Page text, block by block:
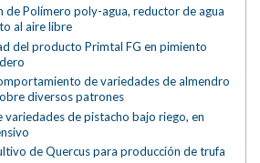
de Polímero poly-agua, reductor de agua
al aire libre
del producto Primtal FG en pimiento
de variedades de almendro
diversos patrones
de pistacho bajo riego, en
de Quercus para producción de trufa